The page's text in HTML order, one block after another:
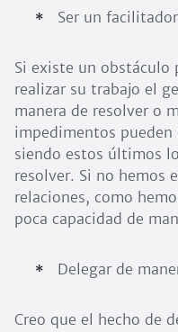
Ser un
Si existe un obstáculo
realizar su trabajo el
manera de resolver o
impedimentos
siendo estos últimos
resolver. Si no hemos
relaciones, como
poca capacidad de
Delegar de
Creo que el hecho de